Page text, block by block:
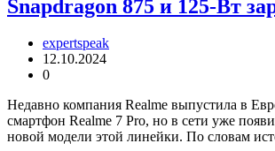
Snapdragon 875 и 125-Вт
expertspeak
12.10.2024
0
Недавно компания Realme выпустила в
смартфон Realme 7 Pro, но в сети уже
новой модели этой линейки. По словам